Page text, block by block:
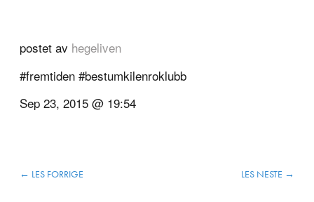
postet av hegeliven
#fremtiden #bestumkilenroklubb
Sep 23, 2015 @ 19:54
← LES FORRIGE LES NESTE →